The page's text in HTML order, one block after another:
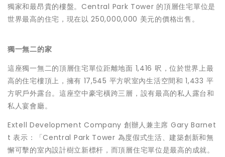
獨家和最昂貴的樓盤。Central Park Tower 的頂層住宅單位是
世界最高的住宅，現在以 250,000,000 美元的價格出售。
獨一無二的家
這座獨一無二的頂層住宅單位距離地面 1,416 呎，位於世界上最
高的住宅樓頂上，擁有 17,545 平方呎室內生活空間和 1,433 平
方呎戶外露台。這座空中豪宅橫跨三層，設有最高的私人露台和
私人宴會廳。
Extell Development Company 創辦人兼主席 Gary Barnet
t 表示：「Central Park Tower 為度假式生活、建築創新和無
懈可擊的室內設計樹立新標杆，而頂層住宅單位是最高的成就。